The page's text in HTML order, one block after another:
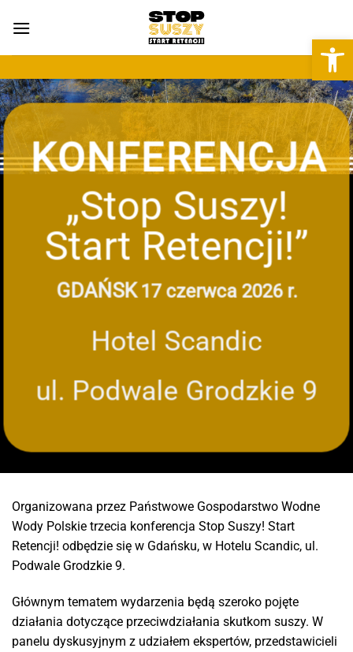
KONFERENCJA
„Stop Suszy!
Start Retencji!”
GDAŃSK 17 czerwca 2026 r.
Hotel Scandic
ul. Podwale Grodzkie 9
Organizowana przez Państwowe Gospodarstwo Wodne
Wody Polskie trzecia konferencja Stop Suszy! Start
Retencji! odbędzie się w Gdańsku, w Hotelu Scandic, ul.
Podwale Grodzkie 9.
Głównym tematem wydarzenia będą szeroko pojęte
działania dotyczące przeciwdziałania skutkom suszy. W
panelu dyskusyjnym z udziałem ekspertów, przedstawicieli